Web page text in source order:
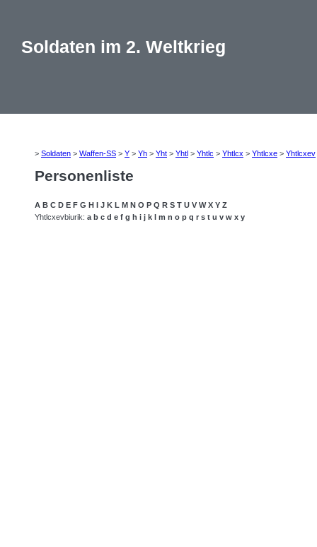
Soldaten im 2. Weltkrieg
> Soldaten > Waffen-SS > Y > Yh > Yht > Yhtl > Yhtlc > Yhtlcx > Yhtlcxe > Yhtlcxev
Personenliste
A B C D E F G H I J K L M N O P Q R S T U V W X Y Z
Yhtlcxevbiurik: a b c d e f g h i j k l m n o p q r s t u v w x y